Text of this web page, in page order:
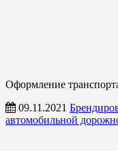
Оформление
09.11.2021
автомобильной